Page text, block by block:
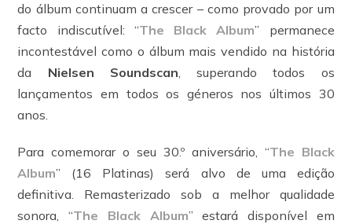
do álbum continuam a crescer – como provado por um
facto indiscutível: “The Black Album” permanece
incontestável como o álbum mais vendido na história
da Nielsen Soundscan, superando todos os
lançamentos em todos os géneros nos últimos 30
anos.
Para comemorar o seu 30.º aniversário, “The Black
Album” (16 Platinas) será alvo de uma edição
definitiva. Remasterizado sob a melhor qualidade
sonora, “The Black Album” estará disponível em